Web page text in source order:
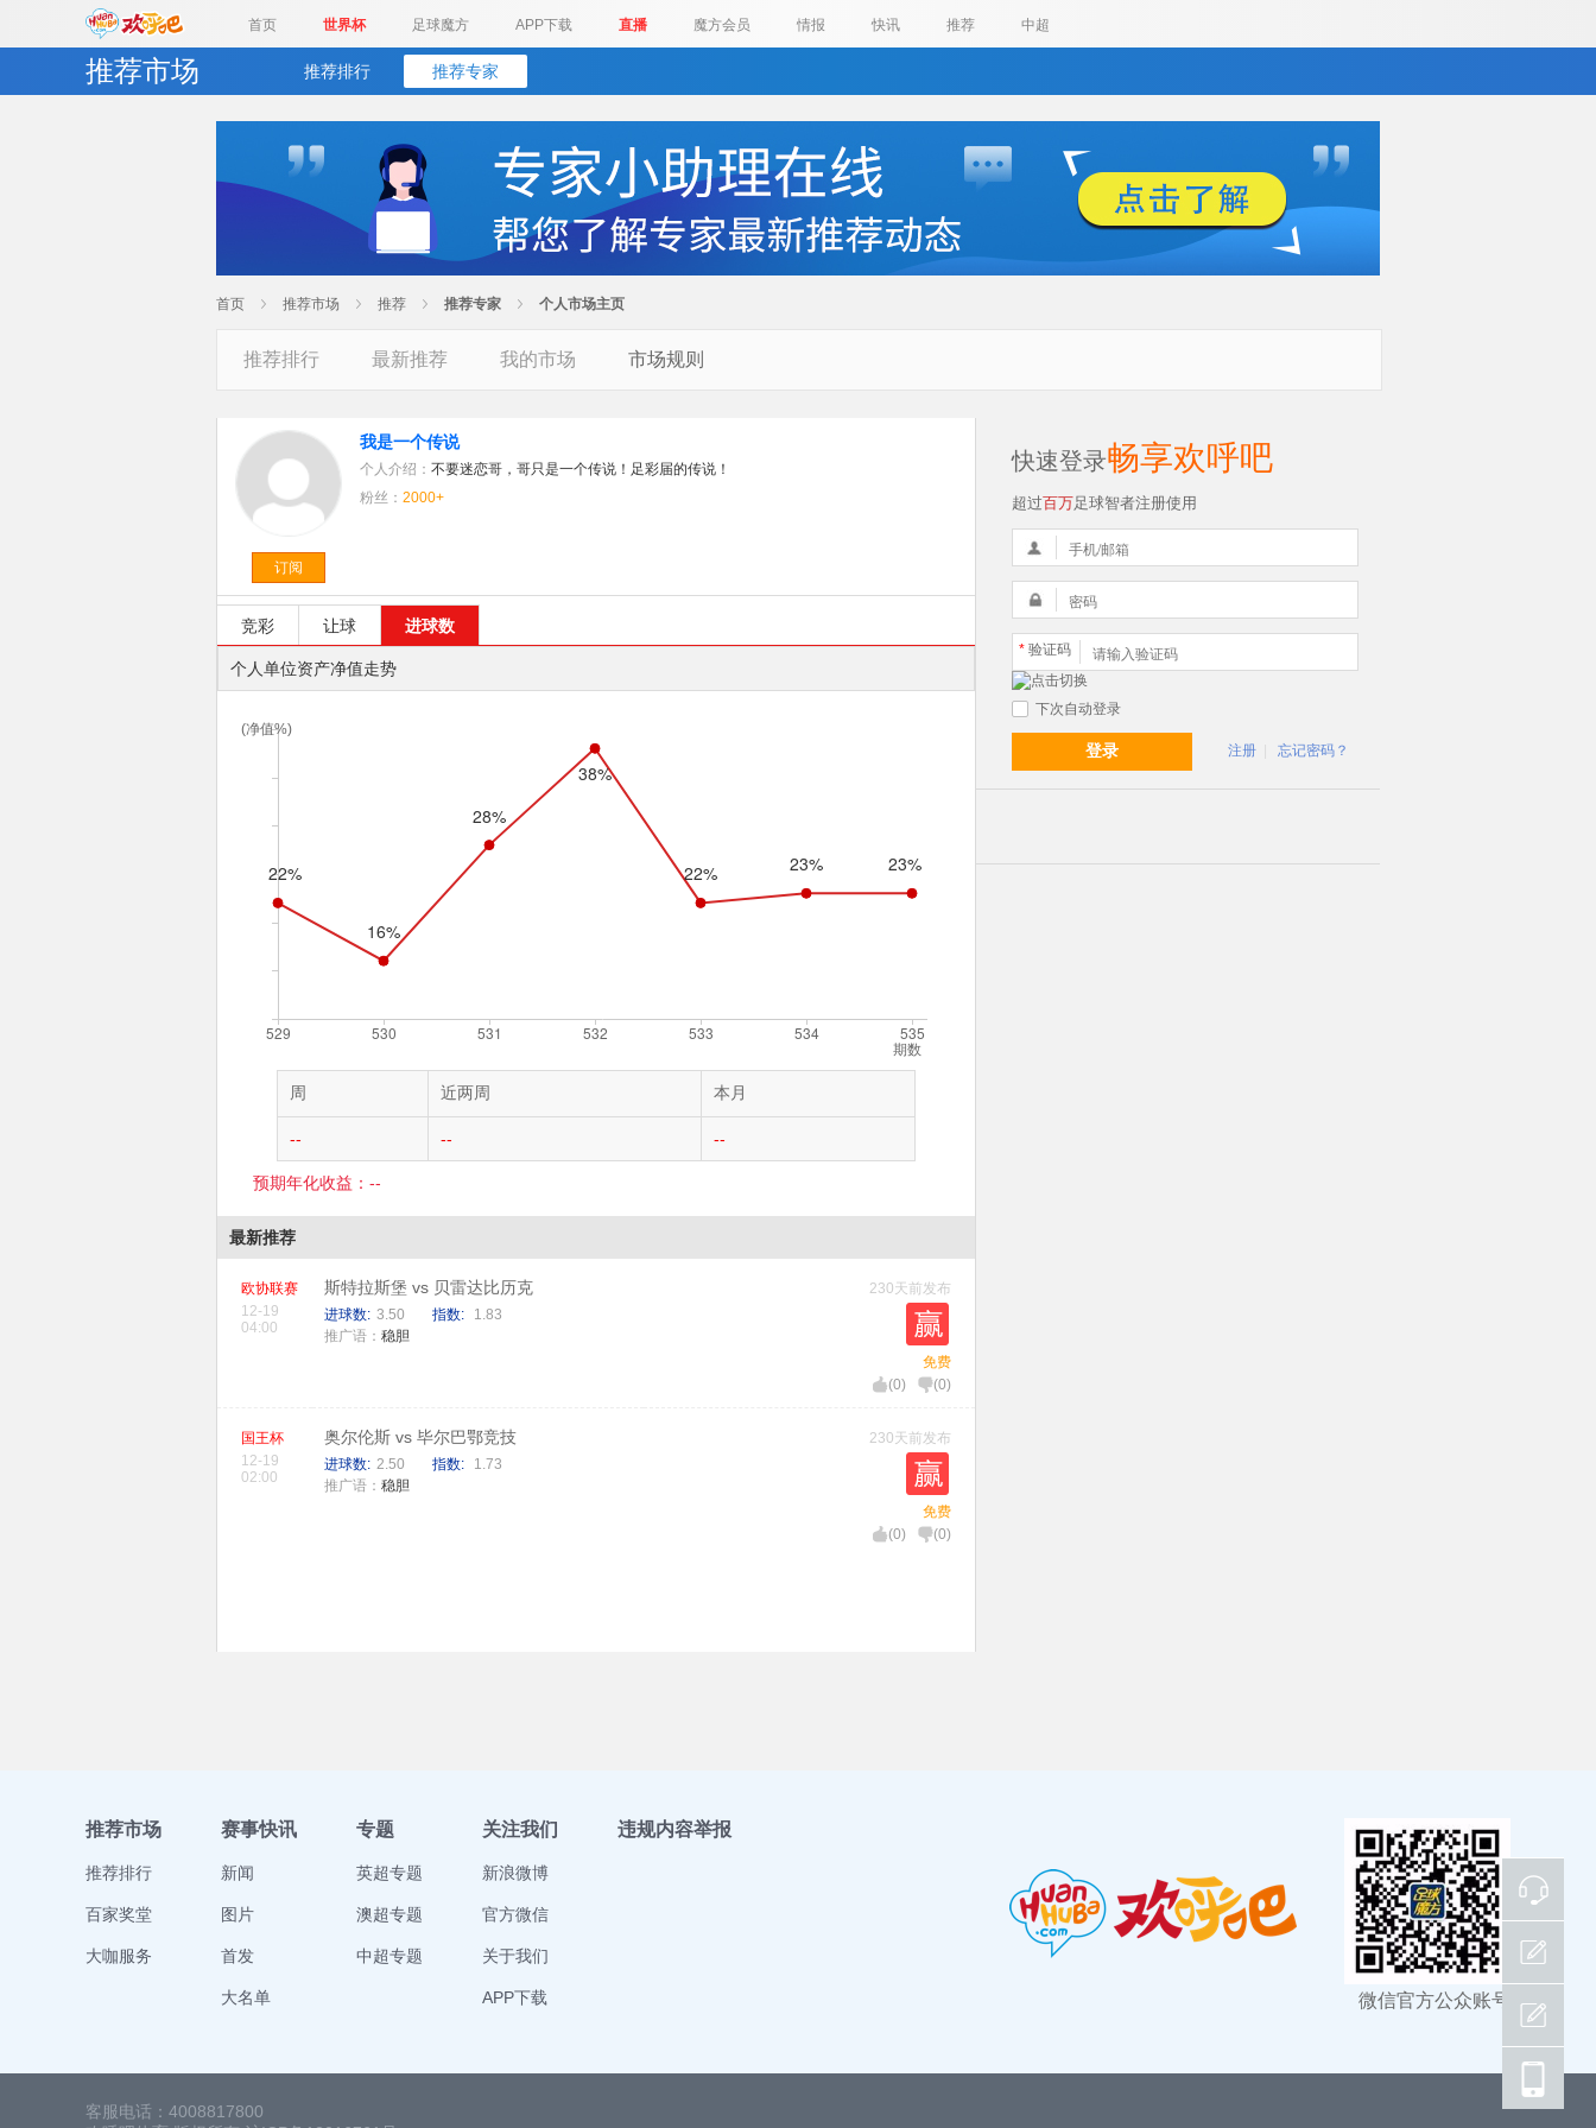
首页 世界杯 足球魔方 APP下载 直播 魔方会员 情报 快讯 推荐 中超
推荐市场 推荐排行 推荐专家
首页 推荐市场 推荐 推荐专家 个人市场主页
推荐排行 最新推荐 我的市场 市场规则
订阅
我是一个传说
个人介绍： 不要迷恋哥，哥只是一个传说！足彩届的传说！
粉丝： 2000+
竞彩 让球 进球数
个人单位资产净值走势
(净值%)
期数
周 近两周 本月
-- -- --
预期年化收益：--
最新推荐
欧协联赛
12-19
04:00
斯特拉斯堡 vs 贝雷达比历克
进球数: 3.50 指数:
1.83
推广语： 稳胆
230天前发布
免费
(0) (0)
国王杯
12-19
02:00
奥尔伦斯 vs 毕尔巴鄂竞技
进球数: 2.50 指数:
1.73
推广语： 稳胆
230天前发布
免费
(0) (0)
快速登录畅享欢呼吧
超过百万足球智者注册使用
* 验证码
下次自动登录
登录 注册 忘记密码？
推荐市场
推荐排行
百家奖堂
大咖服务
赛事快讯
新闻
图片
首发
大名单
专题
英超专题
澳超专题
中超专题
关注我们
新浪微博
官方微信
关于我们
APP下载
违规内容举报
微信官方公众账号
客服电话：4008817800
联系
客服
发布
情报站
发布
推荐